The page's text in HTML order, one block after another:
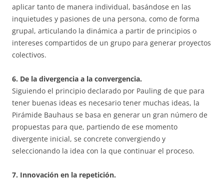
aplicar tanto de manera individual, basándose en las
inquietudes y pasiones de una persona, como de forma
grupal, articulando la dinámica a partir de principios o
intereses compartidos de un grupo para generar proyectos
colectivos.
6. De la divergencia a la convergencia.
Siguiendo el principio declarado por Pauling de que para
tener buenas ideas es necesario tener muchas ideas, la
Pirámide Bauhaus se basa en generar un gran número de
propuestas para que, partiendo de ese momento
divergente inicial, se concrete convergiendo y
seleccionando la idea con la que continuar el proceso.
7. Innovación en la repetición.